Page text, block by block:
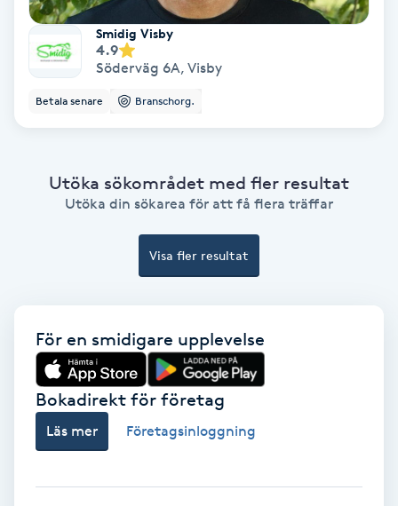
Fettreducering
Fotmassage
Fransar
Fransborttagning
Fransfärgning
Fransförlängning
Smidig Visby
4.9
Söderväg 6A, Visby
Betala senare Branschorg.
Utöka sökområdet med fler resultat
Utöka din sökarea för att få flera träffar
Visa fler resultat
För en smidigare upplevelse
Bokadirekt för företag
Läs mer Företagsinloggning